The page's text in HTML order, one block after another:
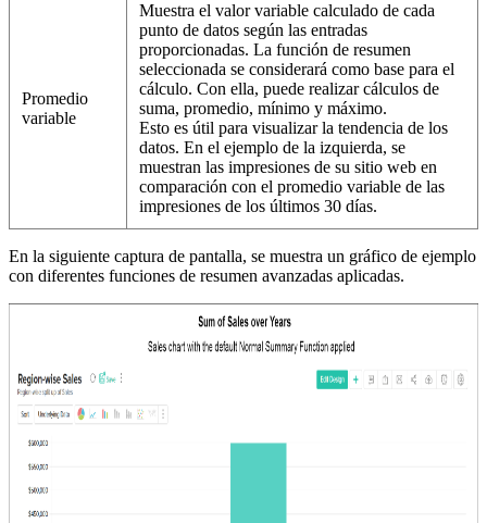
Promedio
variable
Muestra el valor variable calculado de cada
punto de datos según las entradas
proporcionadas. La función de resumen
seleccionada se considerará como base para el
cálculo. Con ella, puede realizar cálculos de
suma, promedio, mínimo y máximo.
Esto es útil para visualizar la tendencia de los
datos. En el ejemplo de la izquierda, se
muestran las impresiones de su sitio web en
comparación con el promedio variable de las
impresiones de los últimos 30 días.
En la siguiente captura de pantalla, se muestra un gráfico de ejemplo
con diferentes funciones de resumen avanzadas aplicadas.